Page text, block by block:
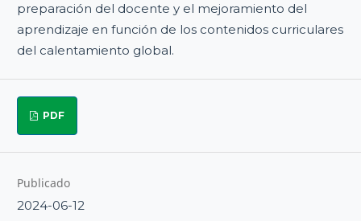
preparación del docente y el mejoramiento del
aprendizaje en función de los contenidos curriculares
del calentamiento global.
PDF
Publicado
2024-06-12